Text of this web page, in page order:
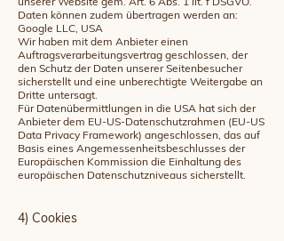
Daten können zudem übertragen werden an:
Google LLC, USA
Wir haben mit dem Anbieter einen
Auftragsverarbeitungsvertrag geschlossen, der
den Schutz der Daten unserer Seitenbesucher
sicherstellt und eine unberechtigte Weitergabe an
Dritte untersagt.
Für Datenübermittlungen in die USA hat sich der
Anbieter dem EU-US-Datenschutzrahmen (EU-US
Data Privacy Framework) angeschlossen, das auf
Basis eines Angemessenheitsbeschlusses der
Europäischen Kommission die Einhaltung des
europäischen Datenschutzniveaus sicherstellt.
4) Cookies